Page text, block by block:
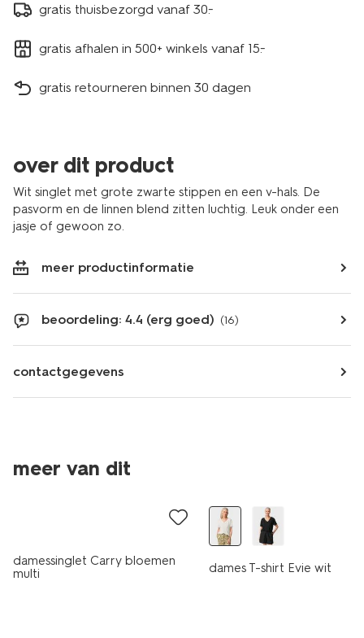
gratis thuisbezorgd vanaf 30.-
gratis afhalen in 500+ winkels vanaf 15.-
gratis retourneren binnen 30 dagen
over dit product
Wit singlet met grote zwarte stippen en een v-hals. De
pasvorm en de linnen blend zitten luchtig. Leuk onder een
jasje of gewoon zo.
meer productinformatie
beoordeling: 4.4 (erg goed) (16)
contactgegevens
meer van dit
sale
damessinglet Carry bloemen
multi
dames T-shirt Evie wit